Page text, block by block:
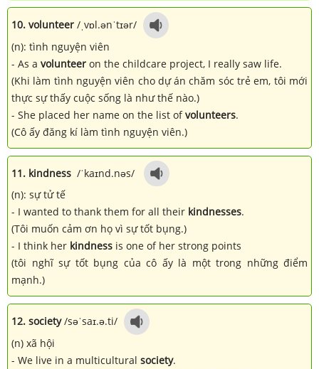
10. volunteer /ˌvɒl.ənˈtɪər/
(n): tình nguyện viên
- As a volunteer on the childcare project, I really saw life.
(Khi làm tình nguyện viên cho dự án chăm sóc trẻ em, tôi mới
thực sự thấy cuộc sống là như thế nào.)
- She placed her name on the list ofvolunteers.
(Cô ấy đăng kí làm tình nguyện viên.)
11. kindness /ˈkaɪnd.nəs/
(n): sự tử tế
- I wanted to thank them for all their kindnesses.
(Tôi muốn cảm ơn họ vì sự tốt bụng.)
- I think her kindness is one of her strong points
(tôi nghĩ sự tốt bụng của cô ấy là một trong những điểm
mạnh.)
12. society/səˈsaɪ.ə.ti/
(n) xã hội
- We live in a multicultural society.